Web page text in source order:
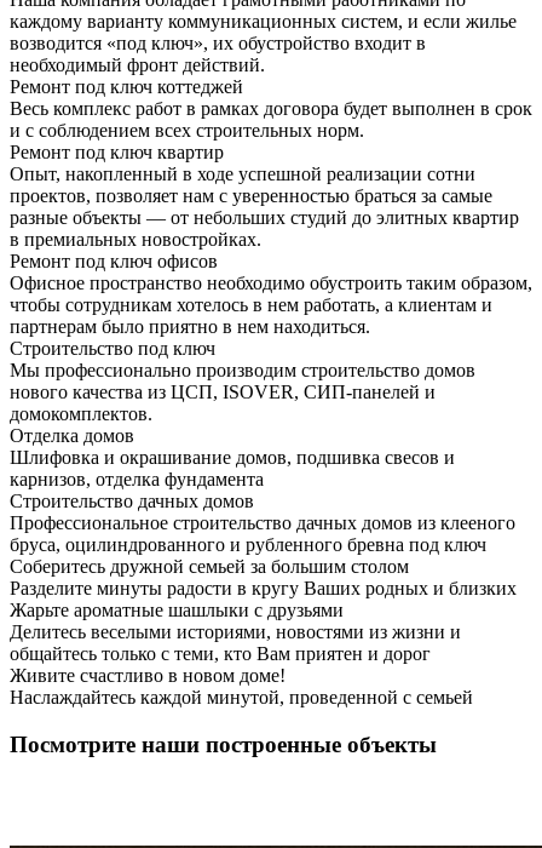
каждому варианту коммуникационных систем, и если жилье
возводится «под ключ», их обустройство входит в
необходимый фронт действий.
Ремонт под ключ коттеджей
Весь комплекс работ в рамках договора будет выполнен в срок
и с соблюдением всех строительных норм.
Ремонт под ключ квартир
Опыт, накопленный в ходе успешной реализации сотни
проектов, позволяет нам с уверенностью браться за самые
разные объекты — от небольших студий до элитных квартир
в премиальных новостройках.
Ремонт под ключ офисов
Офисное пространство необходимо обустроить таким образом,
чтобы сотрудникам хотелось в нем работать, а клиентам и
партнерам было приятно в нем находиться.
Строительство под ключ
Мы профессионально производим строительство домов
нового качества из ЦСП, ISOVER, СИП-панелей и
домокомплектов.
Отделка домов
Шлифовка и окрашивание домов, подшивка свесов и
карнизов, отделка фундамента
Строительство дачных домов
Профессиональное строительство дачных домов из клееного
бруса, оцилиндрованного и рубленного бревна под ключ
Соберитесь дружной семьей за большим столом
Разделите минуты радости в кругу Ваших родных и близких
Жарьте ароматные шашлыки с друзьями
Делитесь веселыми историями, новостями из жизни и
общайтесь только с теми, кто Вам приятен и дорог
Живите счастливо в новом доме!
Наслаждайтесь каждой минутой, проведенной с семьей
Посмотрите наши построенные объекты